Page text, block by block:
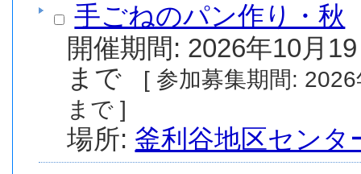
手ごねのパン作り・秋
開催期間: 2026年10月
[ 参加募集期間: 2026年8月1日(土) から 2026年10月5日(月)
まで ]
場所: 釜利谷地区センタ